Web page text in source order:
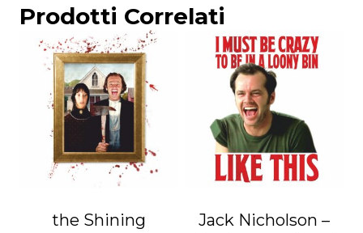
Prodotti Correlati
the Shining
Jack Nicholson –